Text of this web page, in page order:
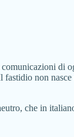
di
non
che in